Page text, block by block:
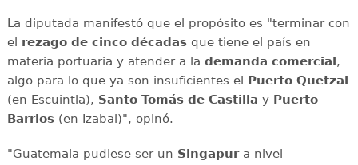
La diputada manifestó que el propósito es "terminar con
el rezago de cinco décadas que tiene el país en
materia portuaria y atender a la demanda comercial ,
algo para lo que ya son insuficientes el
Puerto Quetzal
(en Escuintla), Santo Tomás de Castilla y Puerto
Barrios(en Izabal)", opinó.
"Guatemala pudiese ser un Singapura nivel